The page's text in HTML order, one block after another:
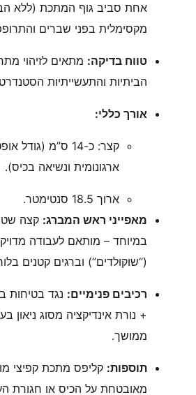
אחת סביב גוף המתכת (ללא
מקסימלית בפני שברים
טווח בדיקה: מתאים לזיהוי
הביתיות והתעשייתיות
אורך כללי:
קצר: כ-14 ס”מ
ארגונומית ונשיאה בכיס).
ארוך 18.5 סנטימטר.
מאפייני ראש המברג: קצה
במיוחד – מותאם לעבודה
(“שוקולדים”) וברגים קטנים
רכיבים פנימיים: נגד בטיחות
+ נורת אינדיקציה מסוג ניאון
ממושך.
תוספות: קליפס מתכת קפיצי
מאובטחת על הכיס או חגורת